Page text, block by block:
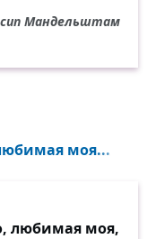
Мандельштам
моя...
любимая моя,